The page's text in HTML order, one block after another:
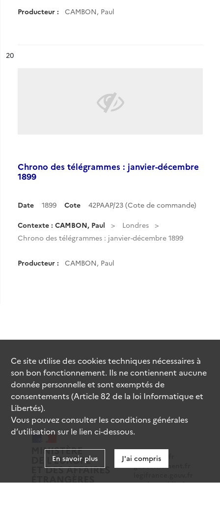
Producteur : CAMBON, Paul
n°
20
Chrono des télégrammes : janvier-décembre
1899
Date 1899 Cote 42PAAP/23 (Cote de commande)
Contexte : CAMBON, Paul
Londres
Chrono des télégrammes : janvier-décembre 1899
Producteur : CAMBON, Paul
data.gouv.fr
gouvernement.fr
service-public.fr
Ce site utilise descookiestechniques nécessaires à
son bon fonctionnement. Ils ne contiennent aucune
donnée personnelle et sont exemptés de
consentements (Article 82 de la loi Informatique et
Libertés).
Vous pouvez consulter les conditions générales
d’utilisation sur le lien ci-dessous.
En savoir plus J'ai compris